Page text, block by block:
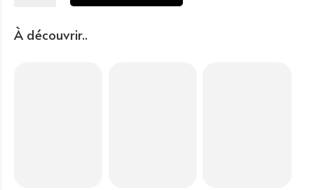
Archange
À découvrir..